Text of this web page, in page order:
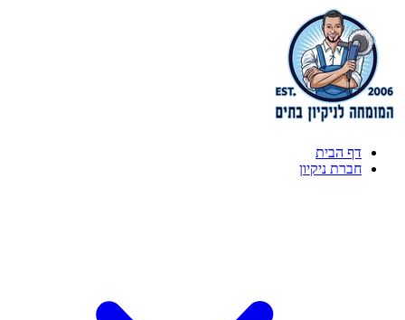
דף הבית
חברת ניקיון